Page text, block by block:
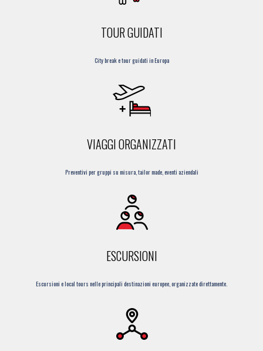
TOUR GUIDATI
City break e tour guidati in Europa
VIAGGI ORGANIZZATI
Preventivi per gruppi su misura, tailor made, eventi aziendali
ESCURSIONI
Escursioni e local tours nelle principali destinazioni europee, organizzate direttamente.